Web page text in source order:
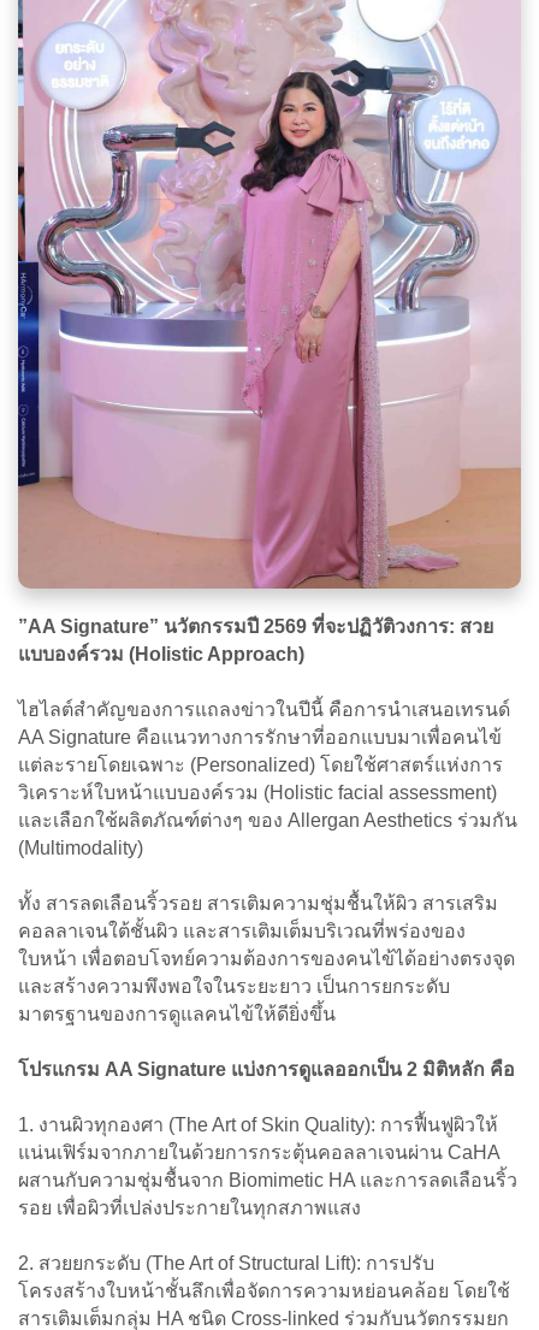
”AA Signature” นวัตกรรมปี 2569 ที่จะปฏิวัติวงการ: สวย
แบบองค์รวม (Holistic Approach)
ไฮไลต์สำคัญของการแถลงข่าวในปีนี้ คือการนำเสนอเทรนด์
AA Signature คือแนวทางการรักษาที่ออกแบบมาเพื่อคนไข้
แต่ละรายโดยเฉพาะ (Personalized) โดยใช้ศาสตร์แห่งการ
วิเคราะห์ใบหน้าแบบองค์รวม (Holistic facial assessment)
และเลือกใช้ผลิตภัณฑ์ต่างๆ ของ Allergan Aesthetics ร่วมกัน
(Multimodality)
ทั้ง สารลดเลือนริ้วรอย สารเติมความชุ่มชื้นให้ผิว สารเสริม
คอลลาเจนใต้ชั้นผิว และสารเติมเต็มบริเวณที่พร่องของ
ใบหน้า เพื่อตอบโจทย์ความต้องการของคนไข้ได้อย่างตรงจุด
และสร้างความพึงพอใจในระยะยาว เป็นการยกระดับ
มาตรฐานของการดูแลคนไข้ให้ดียิ่งขึ้น
โปรแกรม AA Signature แบ่งการดูแลออกเป็น 2 มิติหลัก คือ
1. งานผิวทุกองศา (The Art of Skin Quality): การฟื้นฟูผิวให้
แน่นเฟิร์มจากภายในด้วยการกระตุ้นคอลลาเจนผ่าน CaHA
ผสานกับความชุ่มชื้นจาก Biomimetic HA และการลดเลือนริ้ว
รอย เพื่อผิวที่เปล่งประกายในทุกสภาพแสง
2. สวยยกระดับ (The Art of Structural Lift): การปรับ
โครงสร้างใบหน้าชั้นลึกเพื่อจัดการความหย่อนคล้อย โดยใช้
สารเติมเต็มกลุ่ม HA ชนิด Cross-linked ร่วมกับนวัตกรรมยก